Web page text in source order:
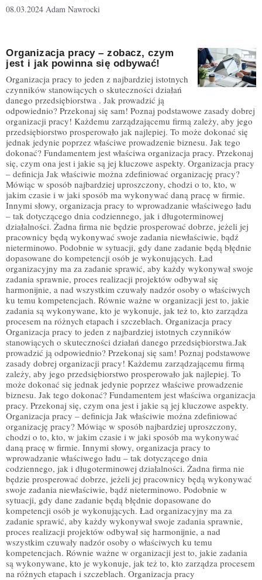
08.03.2024 Adam Nawrocki
Organizacja pracy – zobacz, czym
jest i jak powinna się odbywać!
Organizacja pracy to jeden z najbardziej istotnych
czynników stanowiących o skuteczności działań
danego przedsiębiorstwa . Jak prowadzić ją
odpowiednio? Przekonaj się sam! Poznaj podstawowe zasady dobrej
organizacji pracy! Każdemu zarządzającemu firmą zależy, aby jego
przedsiębiorstwo prosperowało jak najlepiej. To może dokonać się
jednak jedynie poprzez właściwe prowadzenie biznesu. Jak tego
dokonać? Fundamentem jest właściwa organizacja pracy. Przekonaj
się, czym ona jest i jakie są jej kluczowe aspekty. Organizacja pracy
– definicja Jak właściwie można zdefiniować organizację pracy?
Mówiąc w sposób najbardziej uproszczony, chodzi o to, kto, w
jakim czasie i w jaki sposób ma wykonywać daną pracę w firmie.
Innymi słowy, organizacja pracy to wprowadzanie właściwego ładu
– tak dotyczącego dnia codziennego, jak i długoterminowej
działalności. Żadna firma nie będzie prosperować dobrze, jeżeli jej
pracownicy będą wykonywać swoje zadania niewłaściwie, bądź
nieterminowo. Podobnie w sytuacji, gdy dane zadanie będą błędnie
dopasowane do kompetencji osób je wykonujących. Ład
organizacyjny ma za zadanie sprawić, aby każdy wykonywał swoje
zadania sprawnie, proces realizacji projektów odbywał się
harmonijnie, a nad wszystkim czuwały nadzór osoby o właściwych
ku temu kompetencjach. Równie ważne w organizacji jest to, jakie
zadania są wykonywane, kto je wykonuje, jak też to, kto zarządza
procesem na różnych etapach i szczeblach. Organizacja pracy
Organizacja pracy to jeden z najbardziej istotnych czynników
stanowiących o skuteczności działań danego przedsiębiorstwa.Jak
prowadzić ją odpowiednio? Przekonaj się sam! Poznaj podstawowe
zasady dobrej organizacji pracy! Każdemu zarządzającemu firmą
zależy, aby jego przedsiębiorstwo prosperowało jak najlepiej. To
może dokonać się jednak jedynie poprzez właściwe prowadzenie
biznesu. Jak tego dokonać? Fundamentem jest właściwa organizacja
pracy. Przekonaj się, czym ona jest i jakie są jej kluczowe aspekty.
Organizacja pracy – definicja Jak właściwie można zdefiniować
organizację pracy? Mówiąc w sposób najbardziej uproszczony,
chodzi o to, kto, w jakim czasie i w jaki sposób ma wykonywać
daną pracę w firmie. Innymi słowy, organizacja pracy to
wprowadzanie właściwego ładu – tak dotyczącego dnia
codziennego, jak i długoterminowej działalności. Żadna firma nie
będzie prosperować dobrze, jeżeli jej pracownicy będą wykonywać
swoje zadania niewłaściwie, bądź nieterminowo. Podobnie w
sytuacji, gdy dane zadanie będą błędnie dopasowane do
kompetencji osób je wykonujących. Ład organizacyjny ma za
zadanie sprawić, aby każdy wykonywał swoje zadania sprawnie,
proces realizacji projektów odbywał się harmonijnie, a nad
wszystkim czuwały nadzór osoby o właściwych ku temu
kompetencjach. Równie ważne w organizacji jest to, jakie zadania
są wykonywane, kto je wykonuje, jak też to, kto zarządza procesem
na różnych etapach i szczeblach. Organizacja pracy